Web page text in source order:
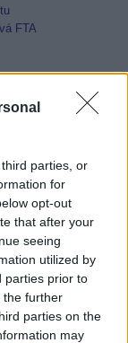
parties, or
for
opt-out
that after your
seeing
utilized by
parties prior to
the further
parties on the
may
FTA
CNC strojů •
na ubytování
údržby (m/ž) (tř.
operátor• mzda
ubytování (Jihlava,
dělník • mzda 44.700
Jihlava)